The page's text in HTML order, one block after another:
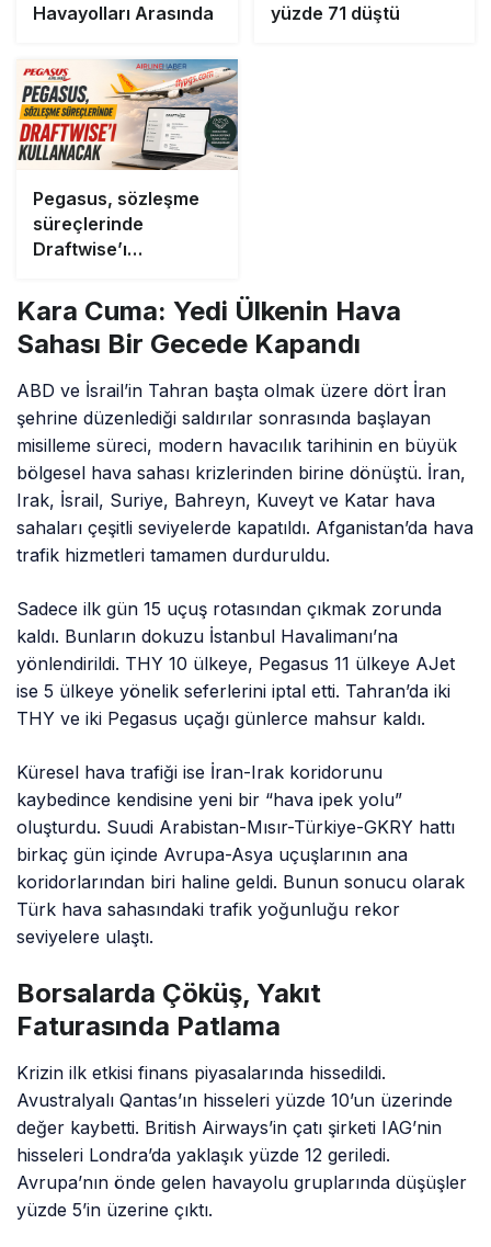
Havayolları Arasında
yüzde 71 düştü
Pegasus, sözleşme
süreçlerinde
Draftwise’ı
Kara Cuma: Yedi Ülkenin Hava
Sahası Bir Gecede Kapandı
ABD ve İsrail’in Tahran başta olmak üzere dört İran
şehrine düzenlediği saldırılar sonrasında başlayan
misilleme süreci, modern havacılık tarihinin en büyük
bölgesel hava sahası krizlerinden birine dönüştü. İran,
Irak, İsrail, Suriye, Bahreyn, Kuveyt ve Katar hava
sahaları çeşitli seviyelerde kapatıldı. Afganistan’da hava
trafik hizmetleri tamamen durduruldu.
Sadece ilk gün 15 uçuş rotasından çıkmak zorunda
kaldı. Bunların dokuzu İstanbul Havalimanı’na
yönlendirildi. THY 10 ülkeye, Pegasus 11 ülkeye AJet
ise 5 ülkeye yönelik seferlerini iptal etti. Tahran’da iki
THY ve iki Pegasus uçağı günlerce mahsur kaldı.
Küresel hava trafiği ise İran-Irak koridorunu
kaybedince kendisine yeni bir “hava ipek yolu”
oluşturdu. Suudi Arabistan-Mısır-Türkiye-GKRY hattı
birkaç gün içinde Avrupa-Asya uçuşlarının ana
koridorlarından biri haline geldi. Bunun sonucu olarak
Türk hava sahasındaki trafik yoğunluğu rekor
seviyelere ulaştı.
Borsalarda Çöküş, Yakıt
Faturasında Patlama
Krizin ilk etkisi finans piyasalarında hissedildi.
Avustralyalı Qantas’ın hisseleri yüzde 10’un üzerinde
değer kaybetti. British Airways’in çatı şirketi IAG’nin
hisseleri Londra’da yaklaşık yüzde 12 geriledi.
Avrupa’nın önde gelen havayolu gruplarında düşüşler
yüzde 5’in üzerine çıktı.